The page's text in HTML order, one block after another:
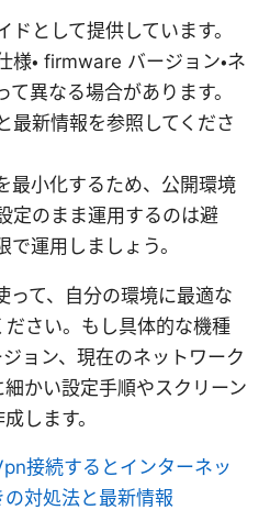
として提供しています。
・ firmware バージョン・ネ
て異なる場合があります。
最新情報を参照してくださ
最小化するため、公開環境
定のまま運用するのは避
運用しましょう。
って、自分の環境に最適な
さい。もし具体的な機種
ョン、現在のネットワーク
かい設定手順やスクリーン
します。
接続するとインターネッ
対処法と最新情報